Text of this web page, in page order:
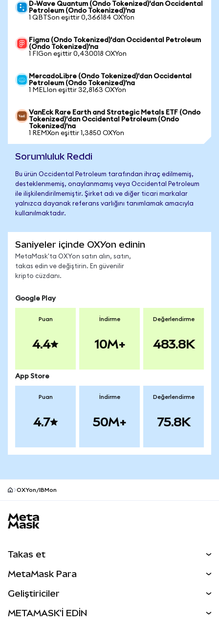
D-Wave Quantum (Ondo Tokenized)'dan Occidental
Petroleum (Ondo Tokenized)'na
1 QBTSon eşittir 0,366184 OXYon
Figma (Ondo Tokenized)'dan Occidental Petroleum
(Ondo Tokenized)'na
1 FIGon eşittir 0,430018 OXYon
MercadoLibre (Ondo Tokenized)'dan Occidental
Petroleum (Ondo Tokenized)'na
1 MELIon eşittir 32,8163 OXYon
VanEck Rare Earth and Strategic Metals ETF (Ondo
Tokenized)'dan Occidental Petroleum (Ondo
Tokenized)'na
1 REMXon eşittir 1,3850 OXYon
Sorumluluk Reddi
Bu ürün Occidental Petroleum tarafından ihraç edilmemiş,
desteklenmemiş, onaylanmamış veya Occidental Petroleum
ile ilişkilendirilmemiştir. Şirket adı ve diğer ticari markalar
yalnızca dayanak referans varlığını tanımlamak amacıyla
kullanılmaktadır.
Saniyeler içinde OXYon edinin
MetaMask'ta OXYon satın alın, satın,
takas edin ve değiştirin. En güvenilir
kripto cüzdanı.
Google Play
Puan
4.4
İndirme
10M+
Değerlendirme
483.8K
App Store
Puan
4.7
İndirme
50M+
Değerlendirme
75.8K
OXYon/IBMon
Takas et
Perps
RWA'lar
MetaMask Para
Geliştiriciler
METAMASK'İ EDİN